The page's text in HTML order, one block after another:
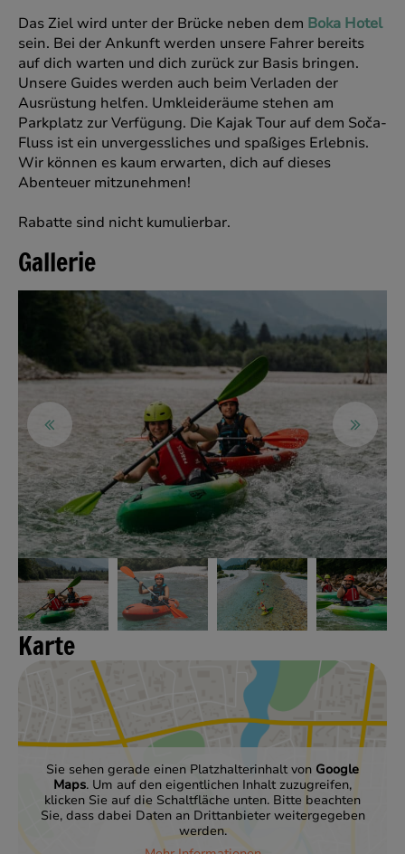
Das Ziel wird unter der Brücke neben dem Boka Hotel
sein. Bei der Ankunft werden unsere Fahrer bereits
auf dich warten und dich zurück zur Basis bringen.
Unsere Guides werden auch beim Verladen der
Ausrüstung helfen. Umkleideräume stehen am
Parkplatz zur Verfügung. Die Kajak Tour auf dem Soča-
Fluss ist ein unvergessliches und spaßiges Erlebnis.
Wir können es kaum erwarten, dich auf dieses
Abenteuer mitzunehmen!
Rabatte sind nicht kumulierbar.
Gallerie
Karte
Sie sehen gerade einen Platzhalterinhalt von Google
Maps. Um auf den eigentlichen Inhalt zuzugreifen,
klicken Sie auf die Schaltfläche unten. Bitte beachten
Sie, dass dabei Daten an Drittanbieter weitergegeben
werden.